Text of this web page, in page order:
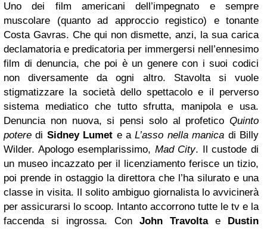
Uno dei film americani dell’impegnato e sempre
muscolare (quanto ad approccio registico) e tonante
Costa Gavras. Che qui non dismette, anzi, la sua carica
declamatoria e predicatoria per immergersi nell’ennesimo
film di denuncia, che poi è un genere con i suoi codici
non diversamente da ogni altro. Stavolta si vuole
stigmatizzare la società dello spettacolo e il perverso
sistema mediatico che tutto sfrutta, manipola e usa.
Denuncia non nuova, si pensi solo al profetico Quinto
potere di Sidney Lumet e aL’asso nella manica di Billy
Wilder. Apologo esemplarissimo, Mad City. Il custode di
un museo incazzato per il licenziamento ferisce un tizio,
poi prende in ostaggio la direttora che l’ha silurato e una
classe in visita. Il solito ambiguo giornalista lo avvicinerà
per assicurarsi lo scoop. Intanto accorrono tutte le tv e la
faccenda si ingrossa. Con John Travoltae Dustin